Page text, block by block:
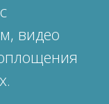
видео